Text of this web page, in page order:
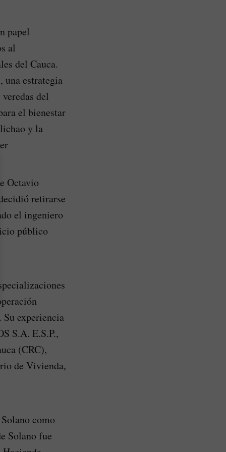
papel
al
del Cauca.
una estrategia
del
el bienestar
y la
Octavio
retirarse
el ingeniero
público
experiencia
S.A. E.S.P.,
(CRC),
de Vivienda,
como
Solano fue